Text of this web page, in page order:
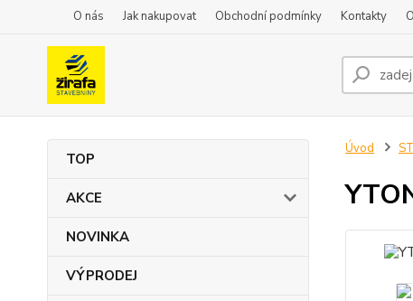
O nás Jak nakupovat Obchodní podmínky Kontakty
TOP
AKCE
NOVINKA
VÝPRODEJ
Úvod